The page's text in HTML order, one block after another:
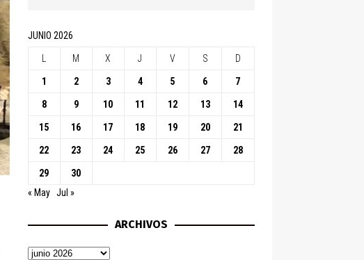
JUNIO 2026
M X J V S D
1 2 3 4 5 6 7
8 9 10 11 12 13 14
15 16 17 18 19 20 21
22 23 24 25 26 27 28
29
30
« May Jul »
ARCHIVOS